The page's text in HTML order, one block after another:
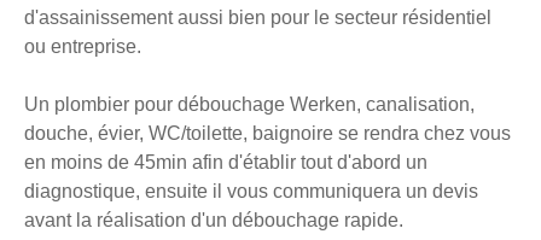
d'assainissement aussi bien pour le secteur résidentiel
ou entreprise.
Un plombier pour débouchage Werken, canalisation,
douche, évier, WC/toilette, baignoire se rendra chez vous
en moins de 45min afin d'établir tout d'abord un
diagnostique, ensuite il vous communiquera un devis
avant la réalisation d'un débouchage rapide.